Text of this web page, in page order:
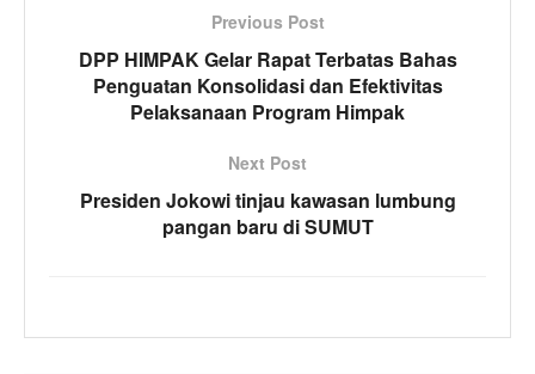
Previous Post
DPP HIMPAK Gelar Rapat Terbatas Bahas
Penguatan Konsolidasi dan Efektivitas
Pelaksanaan Program Himpak
Next Post
Presiden Jokowi tinjau kawasan lumbung
pangan baru di SUMUT